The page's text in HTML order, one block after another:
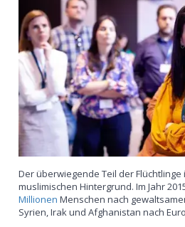
Der überwiegende Teil der
muslimischen Hintergrund. Im Jahr
Millionen Menschen nach
Syrien, Irak und Afghanistan nach